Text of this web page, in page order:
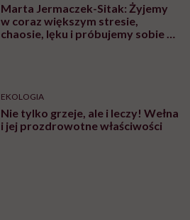
Marta Jermaczek-Sitak: Żyjemy
w coraz większym stresie,
chaosie, lęku i próbujemy sobie z
EKOLOGIA
Nie tylko grzeje, ale i leczy! Wełna
i jej prozdrowotne właściwości